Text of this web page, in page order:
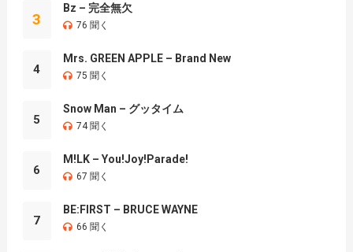
3
Bz – 完全無欠
76 聞く
4
Mrs. GREEN APPLE – Brand New
75 聞く
5
Snow Man – グッタイム
74 聞く
6
M!LK – You!Joy!Parade!
67 聞く
7
BE:FIRST – BRUCE WAYNE
66 聞く